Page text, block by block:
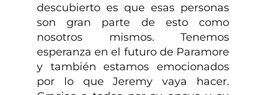
descubierto es que esas personas
son gran parte de esto como
nosotros mismos. Tenemos
esperanza en el futuro de Paramore
y también estamos emocionados
por lo que Jeremy vaya hacer.